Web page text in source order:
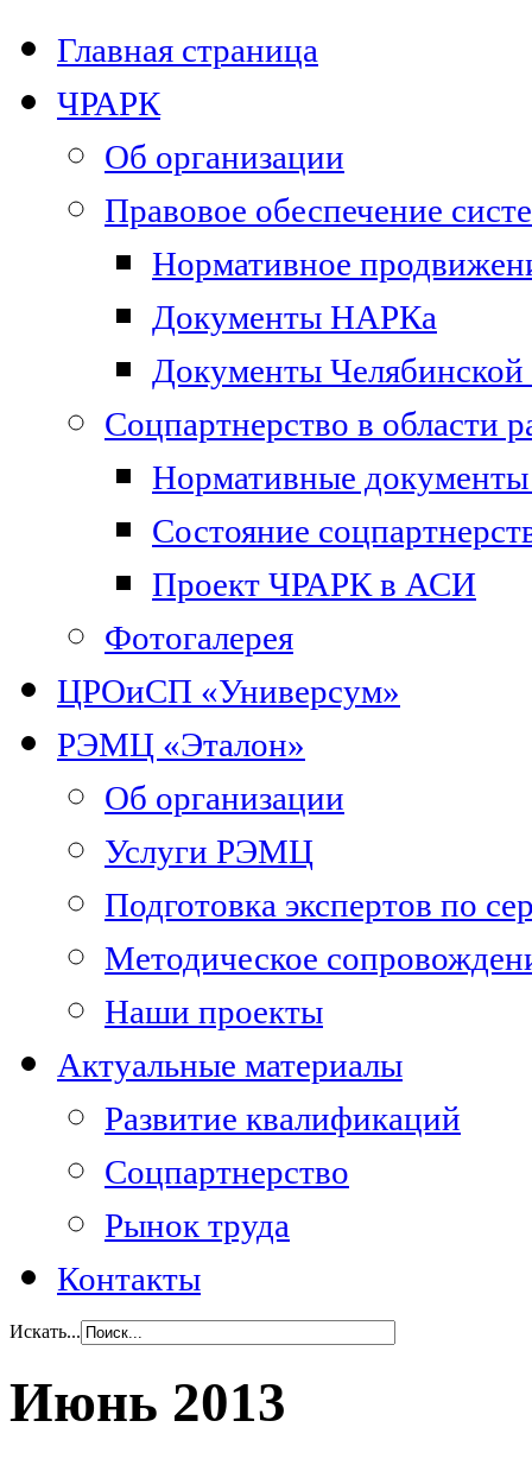
Главная страница
ЧРАРК
Об организации
Правовое обеспечение
Нормативное
Документы НАРКа
Документы Челябинской
Соцпартнерство в области
Нормативные документы
Состояние
Проект ЧРАРК в АСИ
Фотогалерея
ЦРОиСП «Универсум»
РЭМЦ «Эталон»
Об организации
Услуги РЭМЦ
Подготовка экспертов по
Методическое
Наши проекты
Актуальные материалы
Развитие квалификаций
Соцпартнерство
Рынок труда
Контакты
Искать...
Июнь 2013